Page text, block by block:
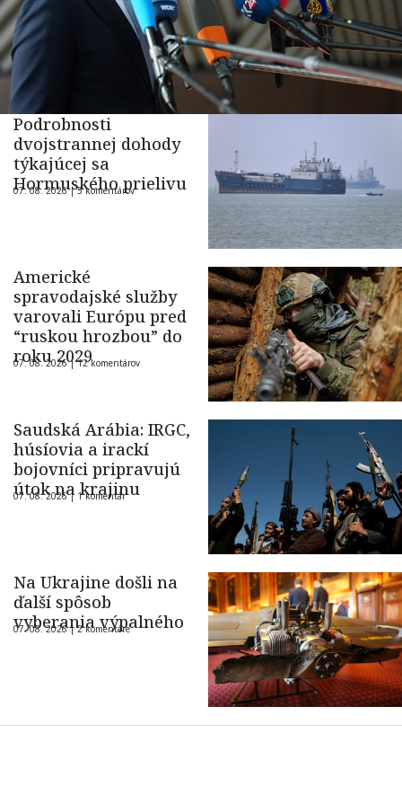
Podrobnosti
dvojstrannej dohody
týkajúcej sa
Hormuského prielivu
07. 08. 2026 |5 komentárov
Americké
spravodajské služby
varovali Európu pred
“ruskou hrozbou” do
roku 2029
07. 08. 2026 |12 komentárov
Saudská Arábia: IRGC,
húsíovia a irackí
bojovníci pripravujú
útok na krajinu
07. 08. 2026 | 1 komentár
Na Ukrajine došli na
ďalší spôsob
vyberania výpalného
07. 08. 2026 |2 komentáre